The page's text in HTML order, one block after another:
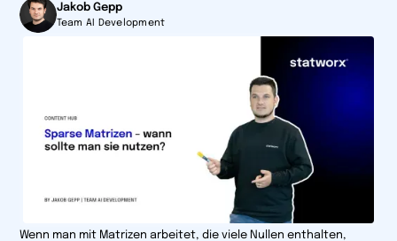
Jakob Gepp
Team AI Development
Wenn man mit Matrizen arbeitet, die viele Nullen enthalten,